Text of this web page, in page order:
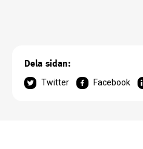
Dela sidan:
Twitter Facebook